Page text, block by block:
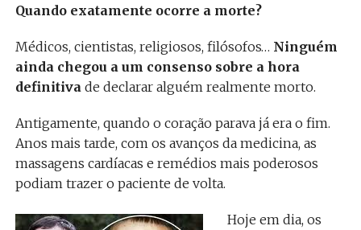
Quando exatamente ocorre a morte?
Médicos, cientistas, religiosos, filósofos… Ninguém
ainda chegou a um consenso sobre a hora
definitiva de declarar alguém realmente morto.
Antigamente, quando o coração parava já era o fim.
Anos mais tarde, com os avanços da medicina, as
massagens cardíacas e remédios mais poderosos
podiam trazer o paciente de volta.
Hoje em dia, os